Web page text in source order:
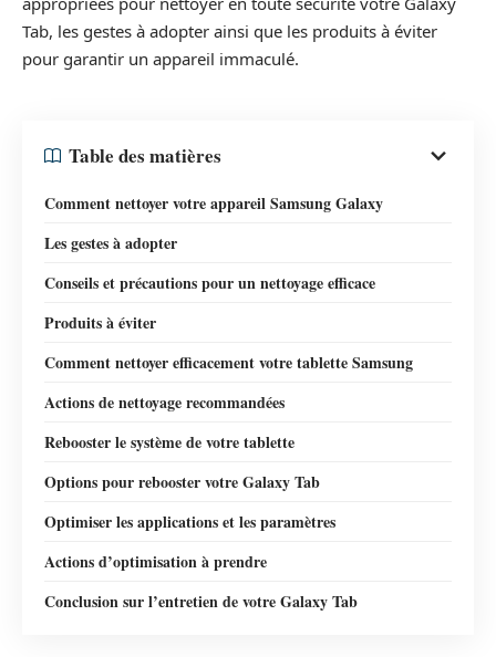
Tab, les gestes à adopter ainsi que les produits à éviter
pour garantir un appareil immaculé.
Table des matières
Comment nettoyer votre appareil Samsung Galaxy
Les gestes à adopter
Conseils et précautions pour un nettoyage efficace
Produits à éviter
Comment nettoyer efficacement votre tablette Samsung
Actions de nettoyage recommandées
Rebooster le système de votre tablette
Options pour rebooster votre Galaxy Tab
Optimiser les applications et les paramètres
Actions d’optimisation à prendre
Conclusion sur l’entretien de votre Galaxy Tab